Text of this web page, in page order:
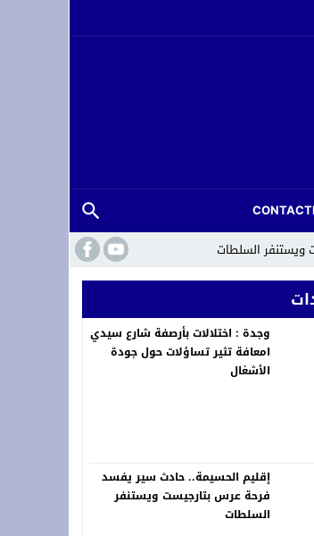
السلطات
وجدة : اختلالات بأرصفة شارع سيدي
امعافة تثير تساؤلات حول جودة
الأشغال
إقليم الحسيمة.. حادث سير يفسد
فرحة عرس بتارجيست ويستنفر
السلطات